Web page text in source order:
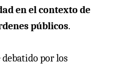
en el contexto de
públicos.
debatido por los